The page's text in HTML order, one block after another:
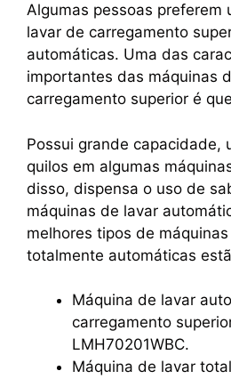
Algumas pessoas preferem
lavar de carregamento
automáticas. Uma das
importantes das máquinas
carregamento superior é
Possui grande capacidade,
quilos em algumas
disso, dispensa o uso de
máquinas de lavar
melhores tipos de
totalmente automáticas
Máquina de lavar
carregamento
LMH70201WBC.
Máquina de lavar